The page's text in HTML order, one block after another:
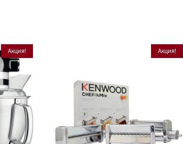
Акция! Акция!